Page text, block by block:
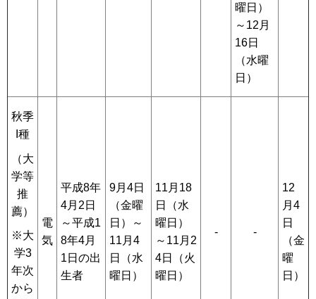
曜日）
～12月
16日
（水曜
日）
秋季
I種
（大
学等
推
薦）
※大
学3
年次
から
電
気
平成8年
4月2日
～平成1
8年4月
1日の出
生者
9月4日
（金曜
日）～
11月4
日（水
曜日）
11月18
日（水
曜日）
～11月2
4日（火
曜日）
- -
12
月4
日
（金
曜
日）